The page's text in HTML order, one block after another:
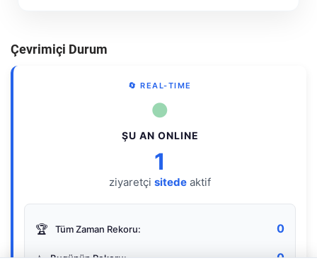
Çevrimiçi Durum
🔄 REAL-TIME
●
ŞU AN ONLINE
1
ziyaretçi sitede aktif
🏆 Tüm Zaman Rekoru: 0
⭐ Bugünün Rekoru: 0